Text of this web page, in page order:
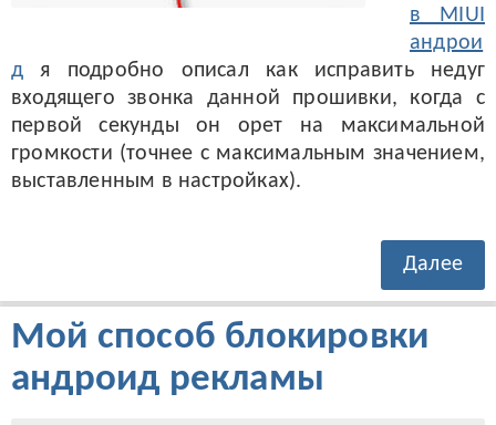
в MIUI
андрои
д я подробно описал как исправить недуг
входящего звонка данной прошивки, когда с
первой секунды он орет на максимальной
громкости (точнее с максимальным значением,
выставленным в настройках).
Далее
Мой способ блокировки
андроид рекламы